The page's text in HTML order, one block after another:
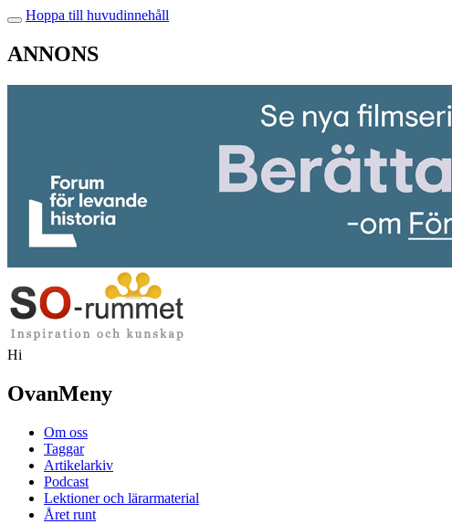
Hoppa till huvudinnehåll
ANNONS
Hi
OvanMeny
Om oss
Taggar
Artikelarkiv
Podcast
Lektioner och lärarmaterial
Året runt